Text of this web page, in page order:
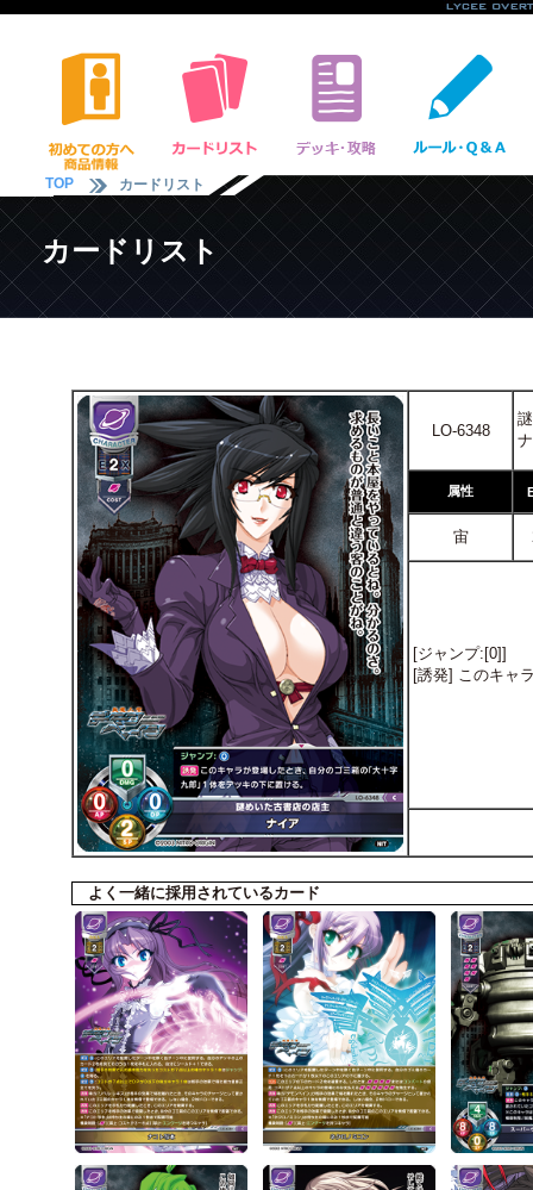
TOP カードリスト
カードリスト
LO-6348
属性
宙
[ジャンプ:[0]]
[誘発] このキャ
よく一緒に採用されているカード